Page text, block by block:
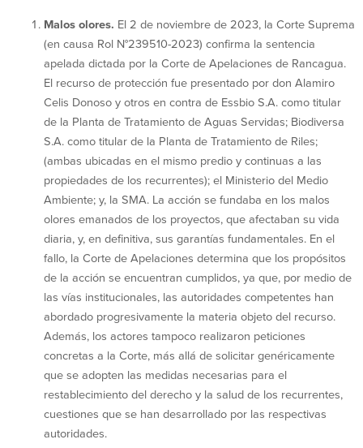
Malos olores. El 2 de noviembre de 2023, la Corte Suprema
(en causa Rol N°239510-2023) confirma la sentencia
apelada dictada por la Corte de Apelaciones de Rancagua.
El recurso de protección fue presentado por don Alamiro
Celis Donoso y otros en contra de Essbio S.A. como titular
de la Planta de Tratamiento de Aguas Servidas; Biodiversa
S.A. como titular de la Planta de Tratamiento de Riles;
(ambas ubicadas en el mismo predio y continuas a las
propiedades de los recurrentes); el Ministerio del Medio
Ambiente; y, la SMA. La acción se fundaba en los malos
olores emanados de los proyectos, que afectaban su vida
diaria, y, en definitiva, sus garantías fundamentales. En el
fallo, la Corte de Apelaciones determina que los propósitos
de la acción se encuentran cumplidos, ya que, por medio de
las vías institucionales, las autoridades competentes han
abordado progresivamente la materia objeto del recurso.
Además, los actores tampoco realizaron peticiones
concretas a la Corte, más allá de solicitar genéricamente
que se adopten las medidas necesarias para el
restablecimiento del derecho y la salud de los recurrentes,
cuestiones que se han desarrollado por las respectivas
autoridades.